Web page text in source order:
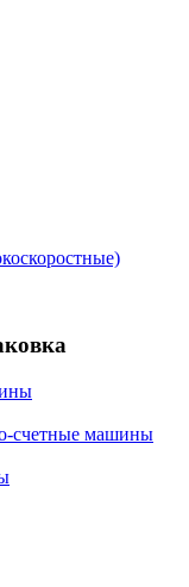
счетные машины